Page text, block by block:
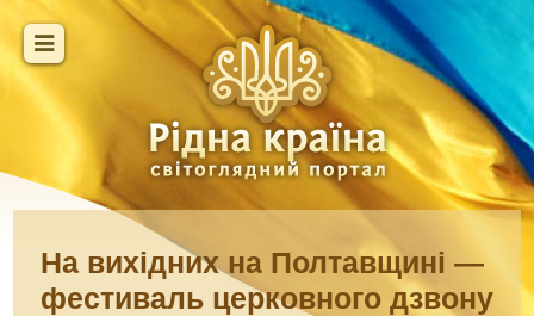
На вихідних на Полтавщині —
фестиваль церковного дзвону